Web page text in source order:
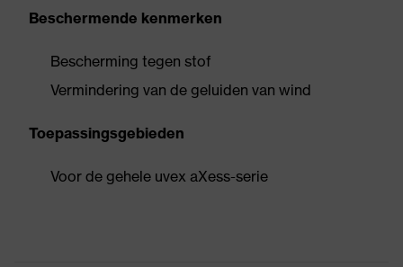
Beschermende kenmerken
Bescherming tegen stof
Vermindering van de geluiden van wind
Toepassingsgebieden
Voor de gehele uvex aXess-serie